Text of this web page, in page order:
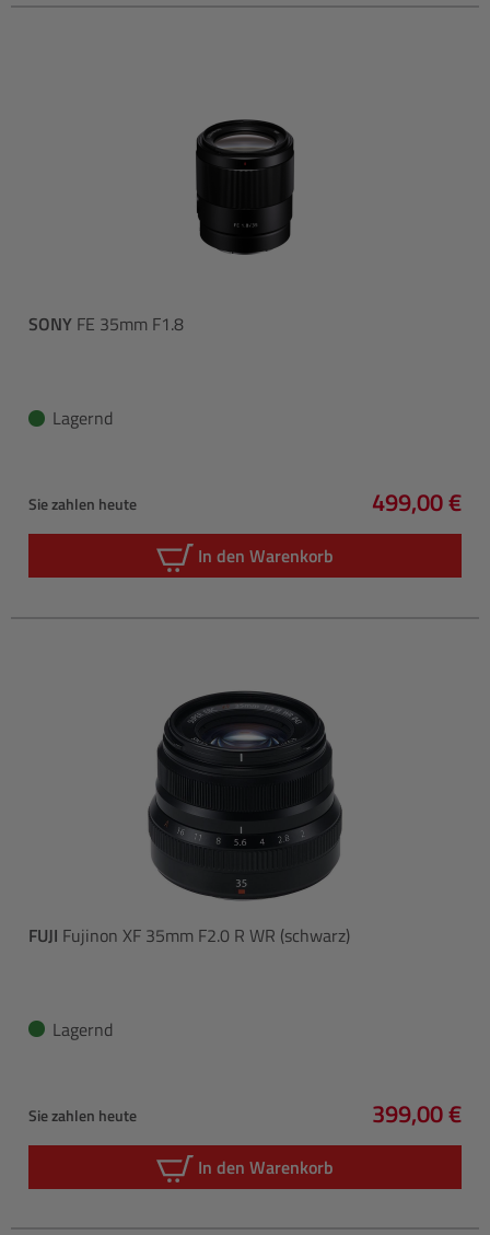
SONY FE 35mm F1.8
Lagernd
Sie zahlen heute
Regulärer
499,00 €
In den Warenkorb
FUJI Fujinon XF 35mm F2.0 R WR (schwarz)
Lagernd
Sie zahlen heute
Regulärer
399,00 €
In den Warenkorb